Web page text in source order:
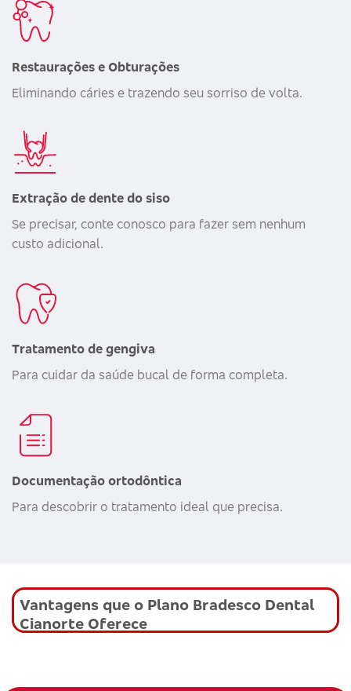
Restaurações e Obturações
Eliminando cáries e trazendo seu sorriso de volta.
Extração de dente do siso
Se precisar, conte conosco para fazer sem nenhum
custo adicional.
Tratamento de gengiva
Para cuidar da saúde bucal de forma completa.
Documentação ortodôntica
Para descobrir o tratamento ideal que precisa.
Vantagens que o Plano Bradesco Dental
Cianorte Oferece